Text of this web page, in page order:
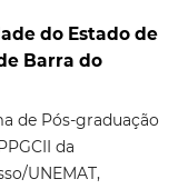
do Estado de
Barra do
de Pós-graduação
da
UNEMAT,